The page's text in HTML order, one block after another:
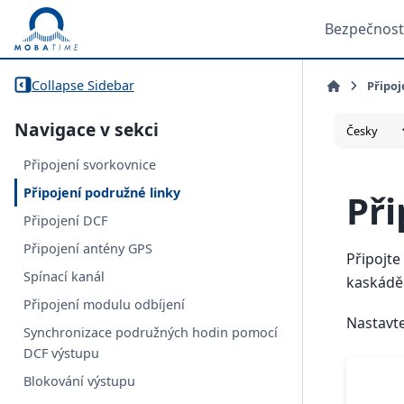
Bezpečnost
Collapse Sidebar
Navigace v sekci
Připojení svorkovnice
Připojení podružné linky
Připojení DCF
Připojení antény GPS
Spínací kanál
Připojení modulu odbíjení
Synchronizace podružných hodin pomocí
DCF výstupu
Blokování výstupu